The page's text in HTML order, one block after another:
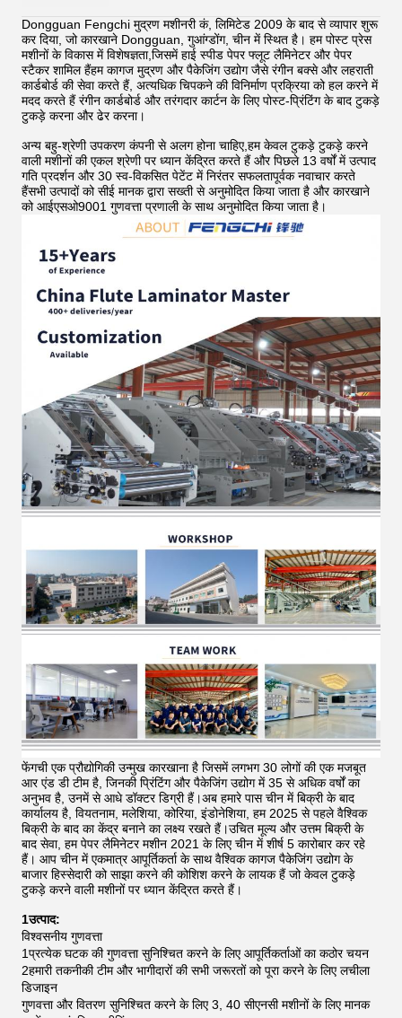
Dongguan Fengchi मुद्रण मशीनरी कं, लिमिटेड 2009 के बाद से व्यापार शुरू
कर दिया, जो कारखाने Dongguan, गुआंग्डोंग, चीन में स्थित है। हम पोस्ट प्रेस
मशीनों के विकास में विशेषज्ञता,जिसमें हाई स्पीड पेपर फ्लूट लैमिनेटर और पेपर
स्टैकर शामिल हैंहम कागज मुद्रण और पैकेजिंग उद्योग जैसे रंगीन बक्से और लहराती
कार्डबोर्ड की सेवा करते हैं, अत्यधिक चिपकने की विनिर्माण प्रक्रिया को हल करने में
मदद करते हैं रंगीन कार्डबोर्ड और तरंगदार कार्टन के लिए पोस्ट-प्रिंटिंग के बाद टुकड़े
टुकड़े करना और ढेर करना।
अन्य बहु-श्रेणी उपकरण कंपनी से अलग होना चाहिए,हम केवल टुकड़े टुकड़े करने
वाली मशीनों की एकल श्रेणी पर ध्यान केंद्रित करते हैं और पिछले 13 वर्षों में उत्पाद
गति प्रदर्शन और 30 स्व-विकसित पेटेंट में निरंतर सफलतापूर्वक नवाचार करते
हैंसभी उत्पादों को सीई मानक द्वारा सख्ती से अनुमोदित किया जाता है और कारखाने
को आईएसओ9001 गुणवत्ता प्रणाली के साथ अनुमोदित किया जाता है।
फेंगची एक प्रौद्योगिकी उन्मुख कारखाना है जिसमें लगभग 30 लोगों की एक मजबूत
आर एंड डी टीम है, जिनकी प्रिंटिंग और पैकेजिंग उद्योग में 35 से अधिक वर्षों का
अनुभव है, उनमें से आधे डॉक्टर डिग्री हैं।अब हमारे पास चीन में बिक्री के बाद
कार्यालय है, वियतनाम, मलेशिया, कोरिया, इंडोनेशिया, हम 2025 से पहले वैश्विक
बिक्री के बाद का केंद्र बनाने का लक्ष्य रखते हैं।उचित मूल्य और उत्तम बिक्री के
बाद सेवा, हम पेपर लैमिनेटर मशीन 2021 के लिए चीन में शीर्ष 5 कारोबार कर रहे
हैं। आप चीन में एकमात्र आपूर्तिकर्ता के साथ वैश्विक कागज पैकेजिंग उद्योग के
बाजार हिस्सेदारी को साझा करने की कोशिश करने के लायक हैं जो केवल टुकड़े
टुकड़े करने वाली मशीनों पर ध्यान केंद्रित करते हैं।
1उत्पाद:
विश्वसनीय गुणवत्ता
1प्रत्येक घटक की गुणवत्ता सुनिश्चित करने के लिए आपूर्तिकर्ताओं का कठोर चयन
2हमारी तकनीकी टीम और भागीदारों की सभी जरूरतों को पूरा करने के लिए लचीला
डिजाइन
गुणवत्ता और वितरण सुनिश्चित करने के लिए 3, 40 सीएनसी मशीनों के लिए मानक